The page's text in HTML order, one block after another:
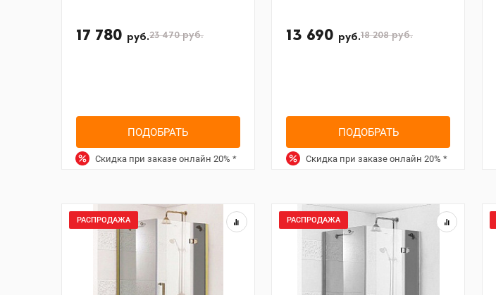
17 780 руб.23 470руб.
ПОДОБРАТЬ
Скидка при заказе онлайн20%*
13 690 руб.18 208руб.
ПОДОБРАТЬ
Скидка при заказе онлайн 20% *
РАСПРОДАЖА РАСПРОДАЖА